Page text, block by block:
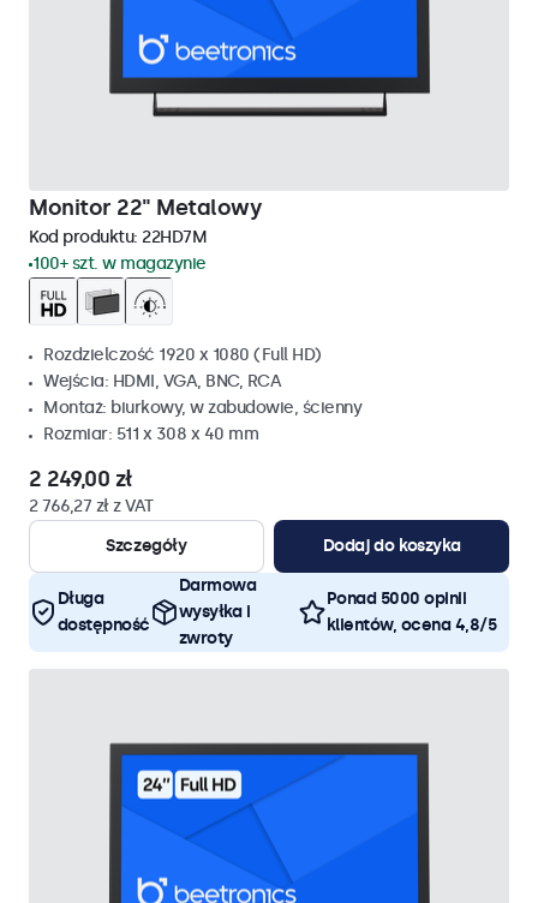
Monitor 22" Metalowy
Kod produktu: 22HD7M
100+ szt. w magazynie
Rozdzielczość 1920 x 1080 (Full HD)
Wejścia: HDMI, VGA, BNC, RCA
Montaż: biurkowy, w zabudowie, ścienny
Rozmiar: 511 x 308 x 40 mm
2 249,00 zł
2 766,27 zł z VAT
Szczegóły
Dodaj do koszyka
Długa
dostępność
Darmowa
wysyłka i
zwroty
Ponad 5000 opinii
klientów, ocena 4,8/5